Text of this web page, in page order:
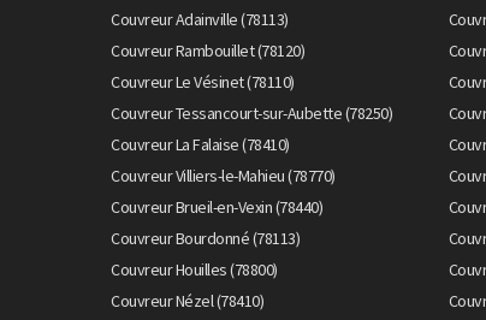
Couvreur Adainville (78113)
Couvreur Rambouillet (78120)
Couvreur Le Vésinet (78110)
Couvreur Tessancourt-sur-Aubette (78250)
Couvreur La Falaise (78410)
Couvreur Villiers-le-Mahieu (78770)
Couvreur Brueil-en-Vexin (78440)
Couvreur Bourdonné (78113)
Couvreur Houilles (78800)
Couvreur Nézel (78410)